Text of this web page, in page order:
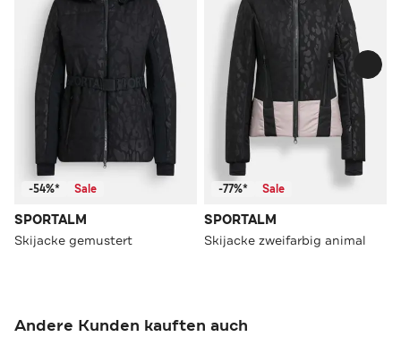
-54%* Sale
SPORTALM
Skijacke gemustert
-77%* Sale
SPORTALM
Skijacke zweifarbig animal
Andere Kunden kauften auch